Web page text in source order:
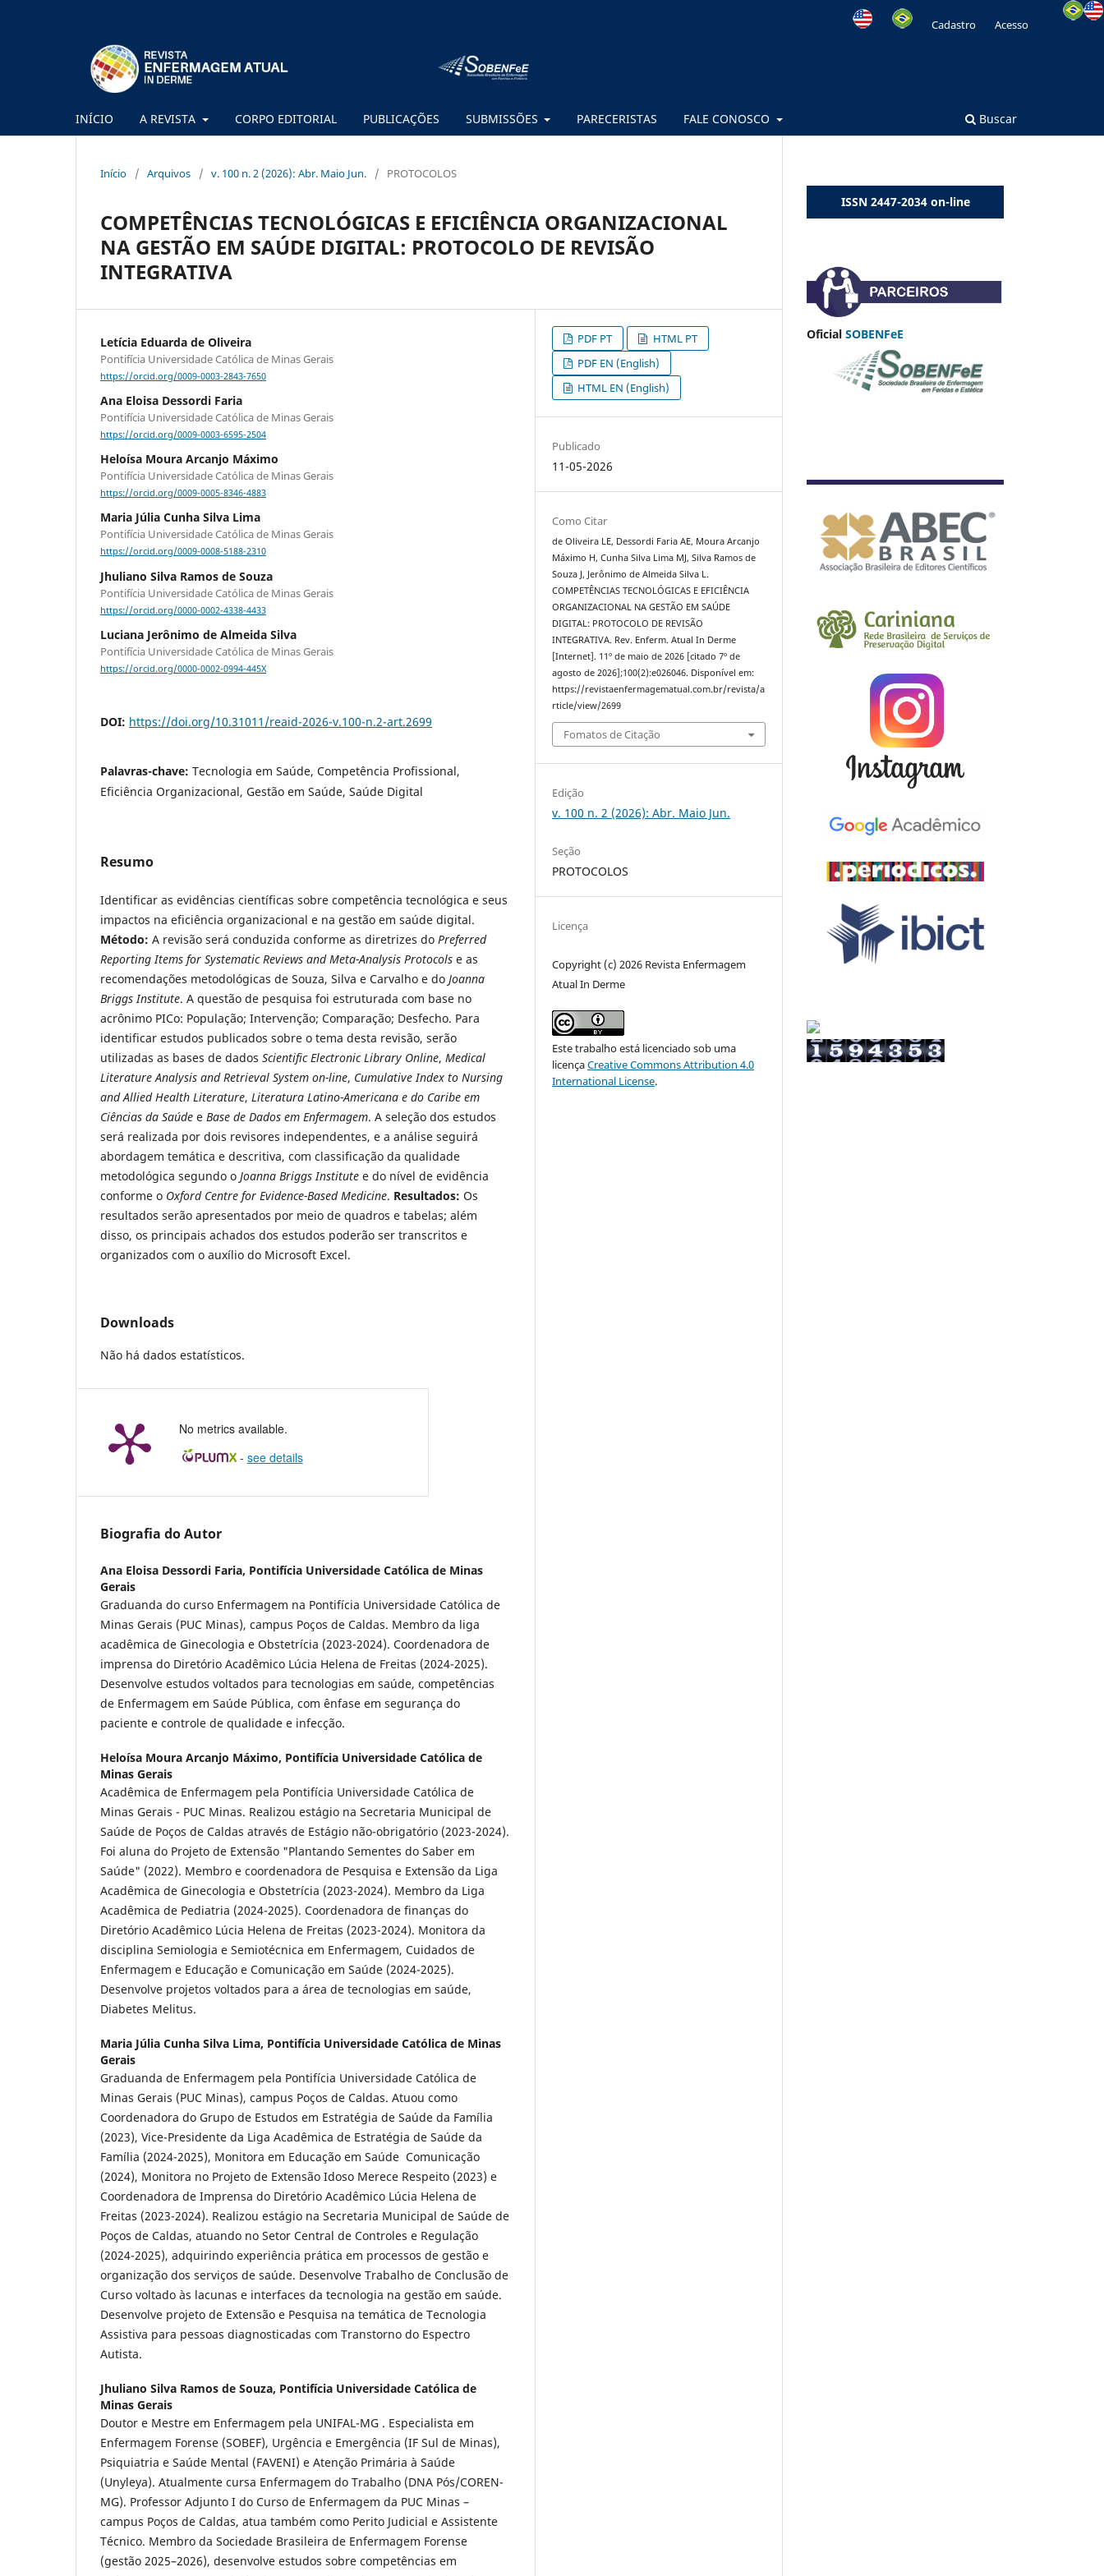
INÍCIO A REVISTA CORPO EDITORIAL PUBLICAÇÕES SUBMISSÕES PARECERISTAS FALE CONOSCO Buscar
Cadastro Acesso
Início / Arquivos / v. 100 n. 2 (2026): Abr. Maio Jun. / PROTOCOLOS
COMPETÊNCIAS TECNOLÓGICAS E EFICIÊNCIA ORGANIZACIONAL
NA GESTÃO EM SAÚDE DIGITAL: PROTOCOLO DE REVISÃO
INTEGRATIVA
Letícia Eduarda de Oliveira
Pontifícia Universidade Católica de Minas Gerais
https://orcid.org/0009-0003-2843-7650
Ana Eloisa Dessordi Faria
Pontifícia Universidade Católica de Minas Gerais
https://orcid.org/0009-0003-6595-2504
Heloísa Moura Arcanjo Máximo
Pontifícia Universidade Católica de Minas Gerais
https://orcid.org/0009-0005-8346-4883
Maria Júlia Cunha Silva Lima
Pontifícia Universidade Católica de Minas Gerais
https://orcid.org/0009-0008-5188-2310
Jhuliano Silva Ramos de Souza
Pontifícia Universidade Católica de Minas Gerais
https://orcid.org/0000-0002-4338-4433
Luciana Jerônimo de Almeida Silva
Pontifícia Universidade Católica de Minas Gerais
https://orcid.org/0000-0002-0994-445X
DOI: https://doi.org/10.31011/reaid-2026-v.100-n.2-art.2699
Palavras-chave: Tecnologia em Saúde, Competência Profissional,
Eficiência Organizacional, Gestão em Saúde, Saúde Digital
Resumo
Identificar as evidências científicas sobre competência tecnológica e seus
impactos na eficiência organizacional e na gestão em saúde digital.
Método: A revisão será conduzida conforme as diretrizes do Preferred
Reporting Items for Systematic Reviews and Meta-Analysis Protocols e as
recomendações metodológicas de Souza, Silva e Carvalho e do Joanna
Briggs Institute. A questão de pesquisa foi estruturada com base no
acrônimo PICo: População; Intervenção; Comparação; Desfecho. Para
identificar estudos publicados sobre o tema desta revisão, serão
utilizadas as bases de dados Scientific Electronic Library Online, Medical
Literature Analysis and Retrieval System on-line, Cumulative Index to Nursing
and Allied Health Literature, Literatura Latino-Americana e do Caribe em
Ciências da Saúde e Base de Dados em Enfermagem. A seleção dos estudos
será realizada por dois revisores independentes, e a análise seguirá
abordagem temática e descritiva, com classificação da qualidade
metodológica segundo o Joanna Briggs Institute e do nível de evidência
conforme o Oxford Centre for Evidence-Based Medicine. Resultados: Os
resultados serão apresentados por meio de quadros e tabelas; além
disso, os principais achados dos estudos poderão ser transcritos e
organizados com o auxílio do Microsoft Excel.
Downloads
Não há dados estatísticos.
No metrics available.
- see details
Biografia do Autor
Ana Eloisa Dessordi Faria, Pontifícia Universidade Católica de Minas
Gerais
Graduanda do curso Enfermagem na Pontifícia Universidade Católica de
Minas Gerais (PUC Minas), campus Poços de Caldas. Membro da liga
acadêmica de Ginecologia e Obstetrícia (2023-2024). Coordenadora de
imprensa do Diretório Acadêmico Lúcia Helena de Freitas (2024-2025).
Desenvolve estudos voltados para tecnologias em saúde, competências
de Enfermagem em Saúde Pública, com ênfase em segurança do
paciente e controle de qualidade e infecção.
Heloísa Moura Arcanjo Máximo, Pontifícia Universidade Católica de
Minas Gerais
Acadêmica de Enfermagem pela Pontifícia Universidade Católica de
Minas Gerais - PUC Minas. Realizou estágio na Secretaria Municipal de
Saúde de Poços de Caldas através de Estágio não-obrigatório (2023-2024).
Foi aluna do Projeto de Extensão "Plantando Sementes do Saber em
Saúde" (2022). Membro e coordenadora de Pesquisa e Extensão da Liga
Acadêmica de Ginecologia e Obstetrícia (2023-2024). Membro da Liga
Acadêmica de Pediatria (2024-2025). Coordenadora de finanças do
Diretório Acadêmico Lúcia Helena de Freitas (2023-2024). Monitora da
disciplina Semiologia e Semiotécnica em Enfermagem, Cuidados de
Enfermagem e Educação e Comunicação em Saúde (2024-2025).
Desenvolve projetos voltados para a área de tecnologias em saúde,
Diabetes Melitus.
Maria Júlia Cunha Silva Lima, Pontifícia Universidade Católica de Minas
Gerais
Graduanda de Enfermagem pela Pontifícia Universidade Católica de
Minas Gerais (PUC Minas), campus Poços de Caldas. Atuou como
Coordenadora do Grupo de Estudos em Estratégia de Saúde da Família
(2023), Vice-Presidente da Liga Acadêmica de Estratégia de Saúde da
Família (2024-2025), Monitora em Educação em Saúde Comunicação
(2024), Monitora no Projeto de Extensão Idoso Merece Respeito (2023) e
Coordenadora de Imprensa do Diretório Acadêmico Lúcia Helena de
Freitas (2023-2024). Realizou estágio na Secretaria Municipal de Saúde de
Poços de Caldas, atuando no Setor Central de Controles e Regulação
(2024-2025), adquirindo experiência prática em processos de gestão e
organização dos serviços de saúde. Desenvolve Trabalho de Conclusão de
Curso voltado às lacunas e interfaces da tecnologia na gestão em saúde.
Desenvolve projeto de Extensão e Pesquisa na temática de Tecnologia
Assistiva para pessoas diagnosticadas com Transtorno do Espectro
Autista.
Jhuliano Silva Ramos de Souza, Pontifícia Universidade Católica de
Minas Gerais
Doutor e Mestre em Enfermagem pela UNIFAL-MG . Especialista em
Enfermagem Forense (SOBEF), Urgência e Emergência (IF Sul de Minas),
Psiquiatria e Saúde Mental (FAVENI) e Atenção Primária à Saúde
(Unyleya). Atualmente cursa Enfermagem do Trabalho (DNA Pós/COREN-
MG). Professor Adjunto I do Curso de Enfermagem da PUC Minas –
campus Poços de Caldas, atua também como Perito Judicial e Assistente
Técnico. Membro da Sociedade Brasileira de Enfermagem Forense
(gestão 2025–2026), desenvolve estudos sobre competências em
PDF PT
HTML PT
PDF EN (English)
HTML EN (English)
Publicado
11-05-2026
Como Citar
de Oliveira LE, Dessordi Faria AE, Moura Arcanjo
Máximo H, Cunha Silva Lima MJ, Silva Ramos de
Souza J, Jerônimo de Almeida Silva L.
COMPETÊNCIAS TECNOLÓGICAS E EFICIÊNCIA
ORGANIZACIONAL NA GESTÃO EM SAÚDE
DIGITAL: PROTOCOLO DE REVISÃO
INTEGRATIVA. Rev. Enferm. Atual In Derme
[Internet]. 11º de maio de 2026 [citado 7º de
agosto de 2026];100(2):e026046. Disponível em:
https://revistaenfermagematual.com.br/revista/a
rticle/view/2699
Fomatos de Citação
Edição
v. 100 n. 2 (2026): Abr. Maio Jun.
Seção
PROTOCOLOS
Licença
Copyright (c) 2026 Revista Enfermagem
Atual In Derme
Este trabalho está licenciado sob uma
licençaCreative Commons Attribution 4.0
International License.
ISSN 2447-2034 on-line
Oficial SOBENFeE